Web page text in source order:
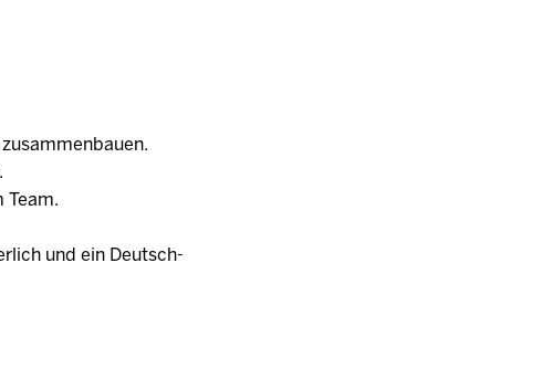
Team.
und ein Deutsch-